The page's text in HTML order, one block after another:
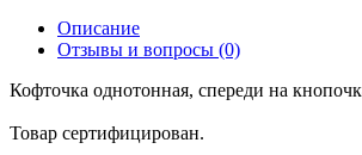
Описание
Отзывы и вопросы (0)
Кофточка однотонная, спереди на
Товар сертифицирован.